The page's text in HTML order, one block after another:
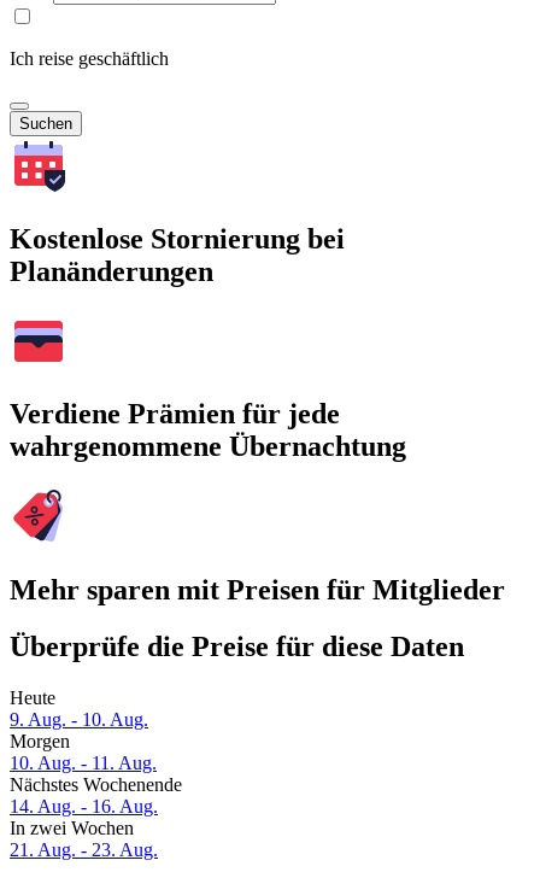
Ich reise geschäftlich
Suchen
Kostenlose Stornierung bei
Planänderungen
Verdiene Prämien für jede
wahrgenommene Übernachtung
Mehr sparen mit Preisen für Mitglieder
Überprüfe die Preise für diese Daten
Heute
9. Aug. - 10. Aug.
Morgen
10. Aug. - 11. Aug.
Nächstes Wochenende
14. Aug. - 16. Aug.
In zwei Wochen
21. Aug. - 23. Aug.